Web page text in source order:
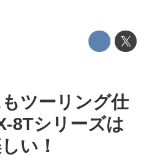
ツーリング仕
8Tシリーズは
い！